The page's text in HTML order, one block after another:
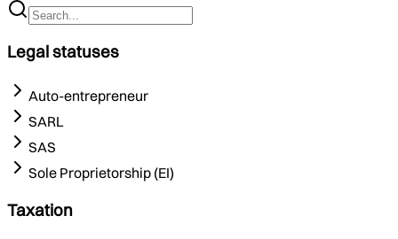
Legal statuses
Auto-entrepreneur
SARL
SAS
Sole Proprietorship (EI)
Taxation